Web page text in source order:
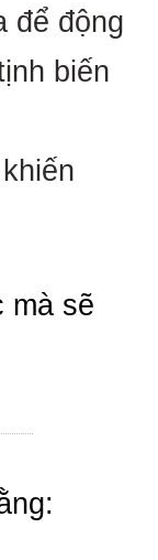
để động
biến
mà sẽ